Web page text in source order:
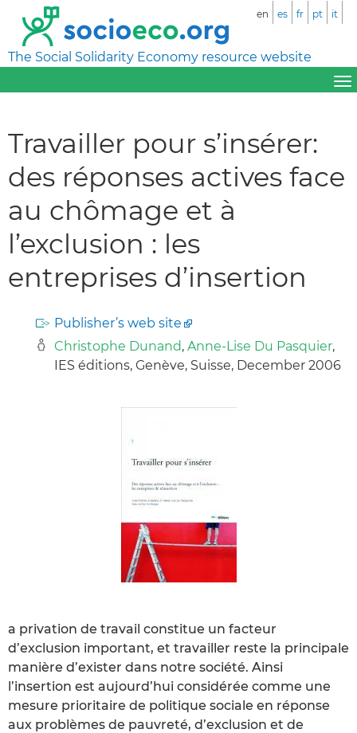
The Social Solidarity Economy resource website
en es fr pt it
Travailler pour s’insérer:
des réponses actives face
au chômage et à
l’exclusion : les
entreprises d’insertion
Publisher’s web site
Christophe Dunand, Anne-Lise Du Pasquier,
IES éditions, Genève, Suisse, December 2006
a privation de travail constitue un facteur
d’exclusion important, et travailler reste la principale
manière d’exister dans notre société. Ainsi
l’insertion est aujourd’hui considérée comme une
mesure prioritaire de politique sociale en réponse
aux problèmes de pauvreté, d’exclusion et de